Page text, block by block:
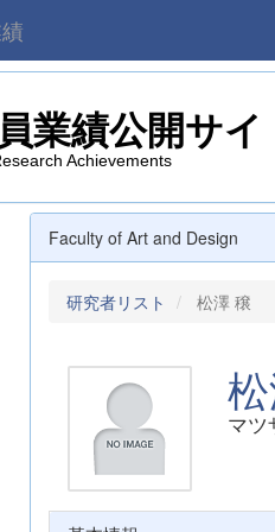
業績公開サイ
Achievements
Faculty of Art and Design
研究者リスト 松澤 穣
マツ